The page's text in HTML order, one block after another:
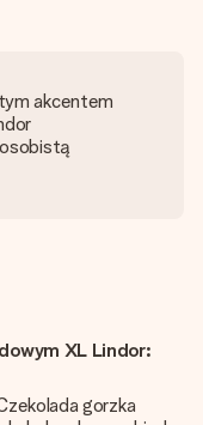
akcentem
XL Lindor:
gorzka